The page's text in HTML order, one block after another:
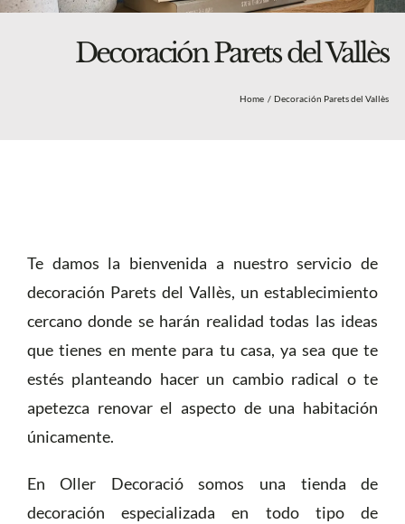
NosotrosDecoración Parets del Vallès
Home Decoración Parets del Vallès
Te damos la bienvenida a nuestro servicio de
decoración Parets del Vallès, un establecimiento
cercano donde se harán realidad todas las ideas
que tienes en mente para tu casa, ya sea que te
estés planteando hacer un cambio radical o te
apetezca renovar el aspecto de una habitación
únicamente.
En Oller Decoració somos una tienda de
decoración especializada en todo tipo de